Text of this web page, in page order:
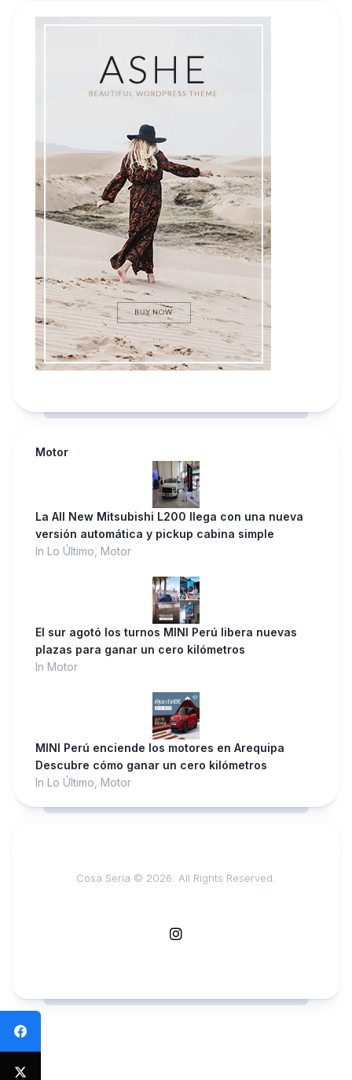
Motor
La All New Mitsubishi L200 llega con una nueva
versión automática y pickup cabina simple
In Lo Último, Motor
El sur agotó los turnos MINI Perú libera nuevas
plazas para ganar un cero kilómetros
In Motor
MINI Perú enciende los motores en Arequipa
Descubre cómo ganar un cero kilómetros
In Lo Último, Motor
Cosa Seria © 2026. All Rights Reserved.